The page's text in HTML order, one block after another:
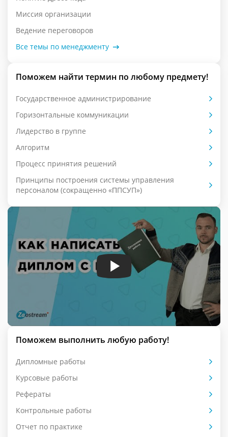
Миссия организации
Ведение переговоров
Все темы по менеджменту
Поможем найти термин по любому предмету!
Государственное администрирование
Горизонтальные коммуникации
Лидерство в группе
Алгоритм
Процесс принятия решений
Принципы построения системы управления
персоналом (сокращенно «ΠПСУП»)
Поможем выполнить любую работу!
Дипломные работы
Курсовые работы
Рефераты
Контрольные работы
Отчет по практике